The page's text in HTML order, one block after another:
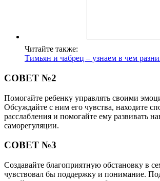
Читайте также:
Тимьян и чабрец – узнаем в чем
СОВЕТ №2
Помогайте ребенку управлять своими
Обсуждайте с ним его чувства, находите
расслабления и помогайте ему развивать
саморегуляции.
СОВЕТ №3
Создавайте благоприятную обстановку в
чувствовал бы поддержку и понимание.